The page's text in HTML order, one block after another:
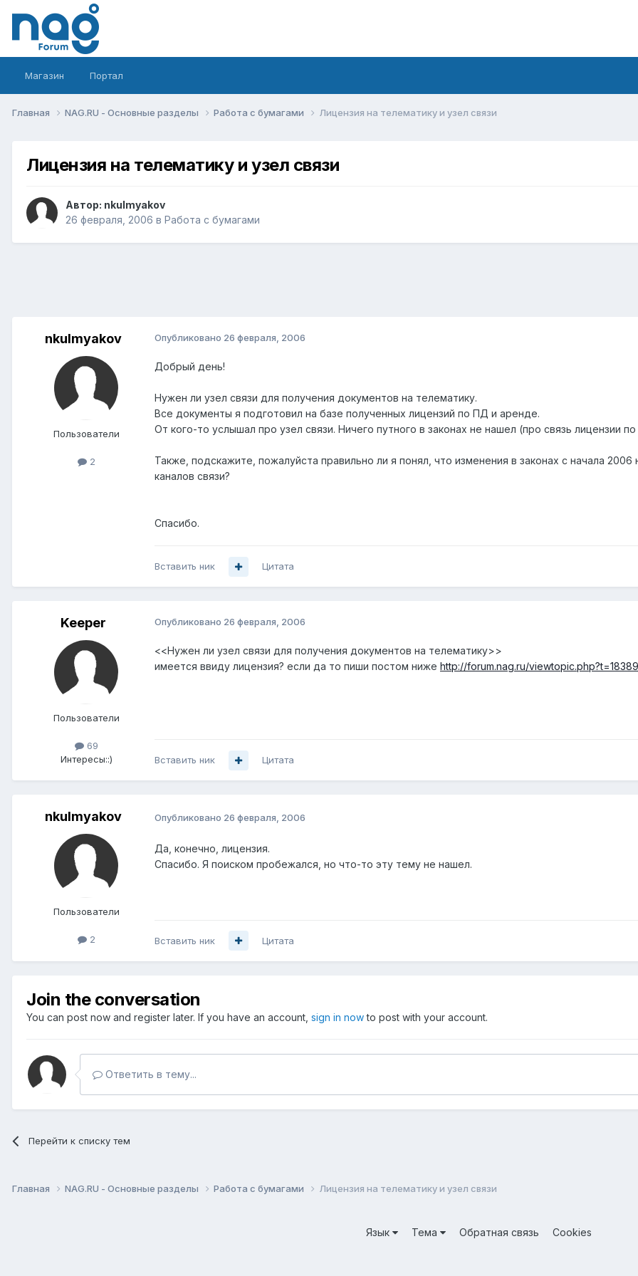
Магазин Портал
Главная NAG.RU - Основные разделы Работа с бумагами Лицензия на телематику и узел связи
Лицензия на телематику и узел связи
Автор: nkulmyakov
26 февраля, 2006 в Работа с бумагами
nkulmyakov
Пользователи
2
Опубликовано 26 февраля, 2006
Добрый день!
Нужен ли узел связи для получения документов на телематику.
Все документы я подготовил на базе полученных лицензий по ПД и аренде.
От кого-то услышал про узел связи. Ничего путного в законах не нашел (про связь лицензии
Также, подскажите, пожалуйста правильно ли я понял, что изменения в законах с начала
каналов связи?
Спасибо.
Вставить ник Цитата
Keeper
Пользователи
69
Интересы::)
Опубликовано 26 февраля, 2006
<<Нужен ли узел связи для получения документов на телематику>>
имеется ввиду лицензия? если да то пиши постом ниже http://forum.nag.ru/viewtopic.php?t=18389
Вставить ник Цитата
nkulmyakov
Пользователи
2
Опубликовано 26 февраля, 2006
Да, конечно, лицензия.
Спасибо. Я поиском пробежался, но что-то эту тему не нашел.
Вставить ник Цитата
Join the conversation
You can post now and register later. If you have an account, sign in nowto post with your account.
Ответить в тему...
Перейти к списку тем
Главная NAG.RU - Основные разделы Работа с бумагами Лицензия на телематику и узел связи
Язык Тема Обратная связь
Cookies